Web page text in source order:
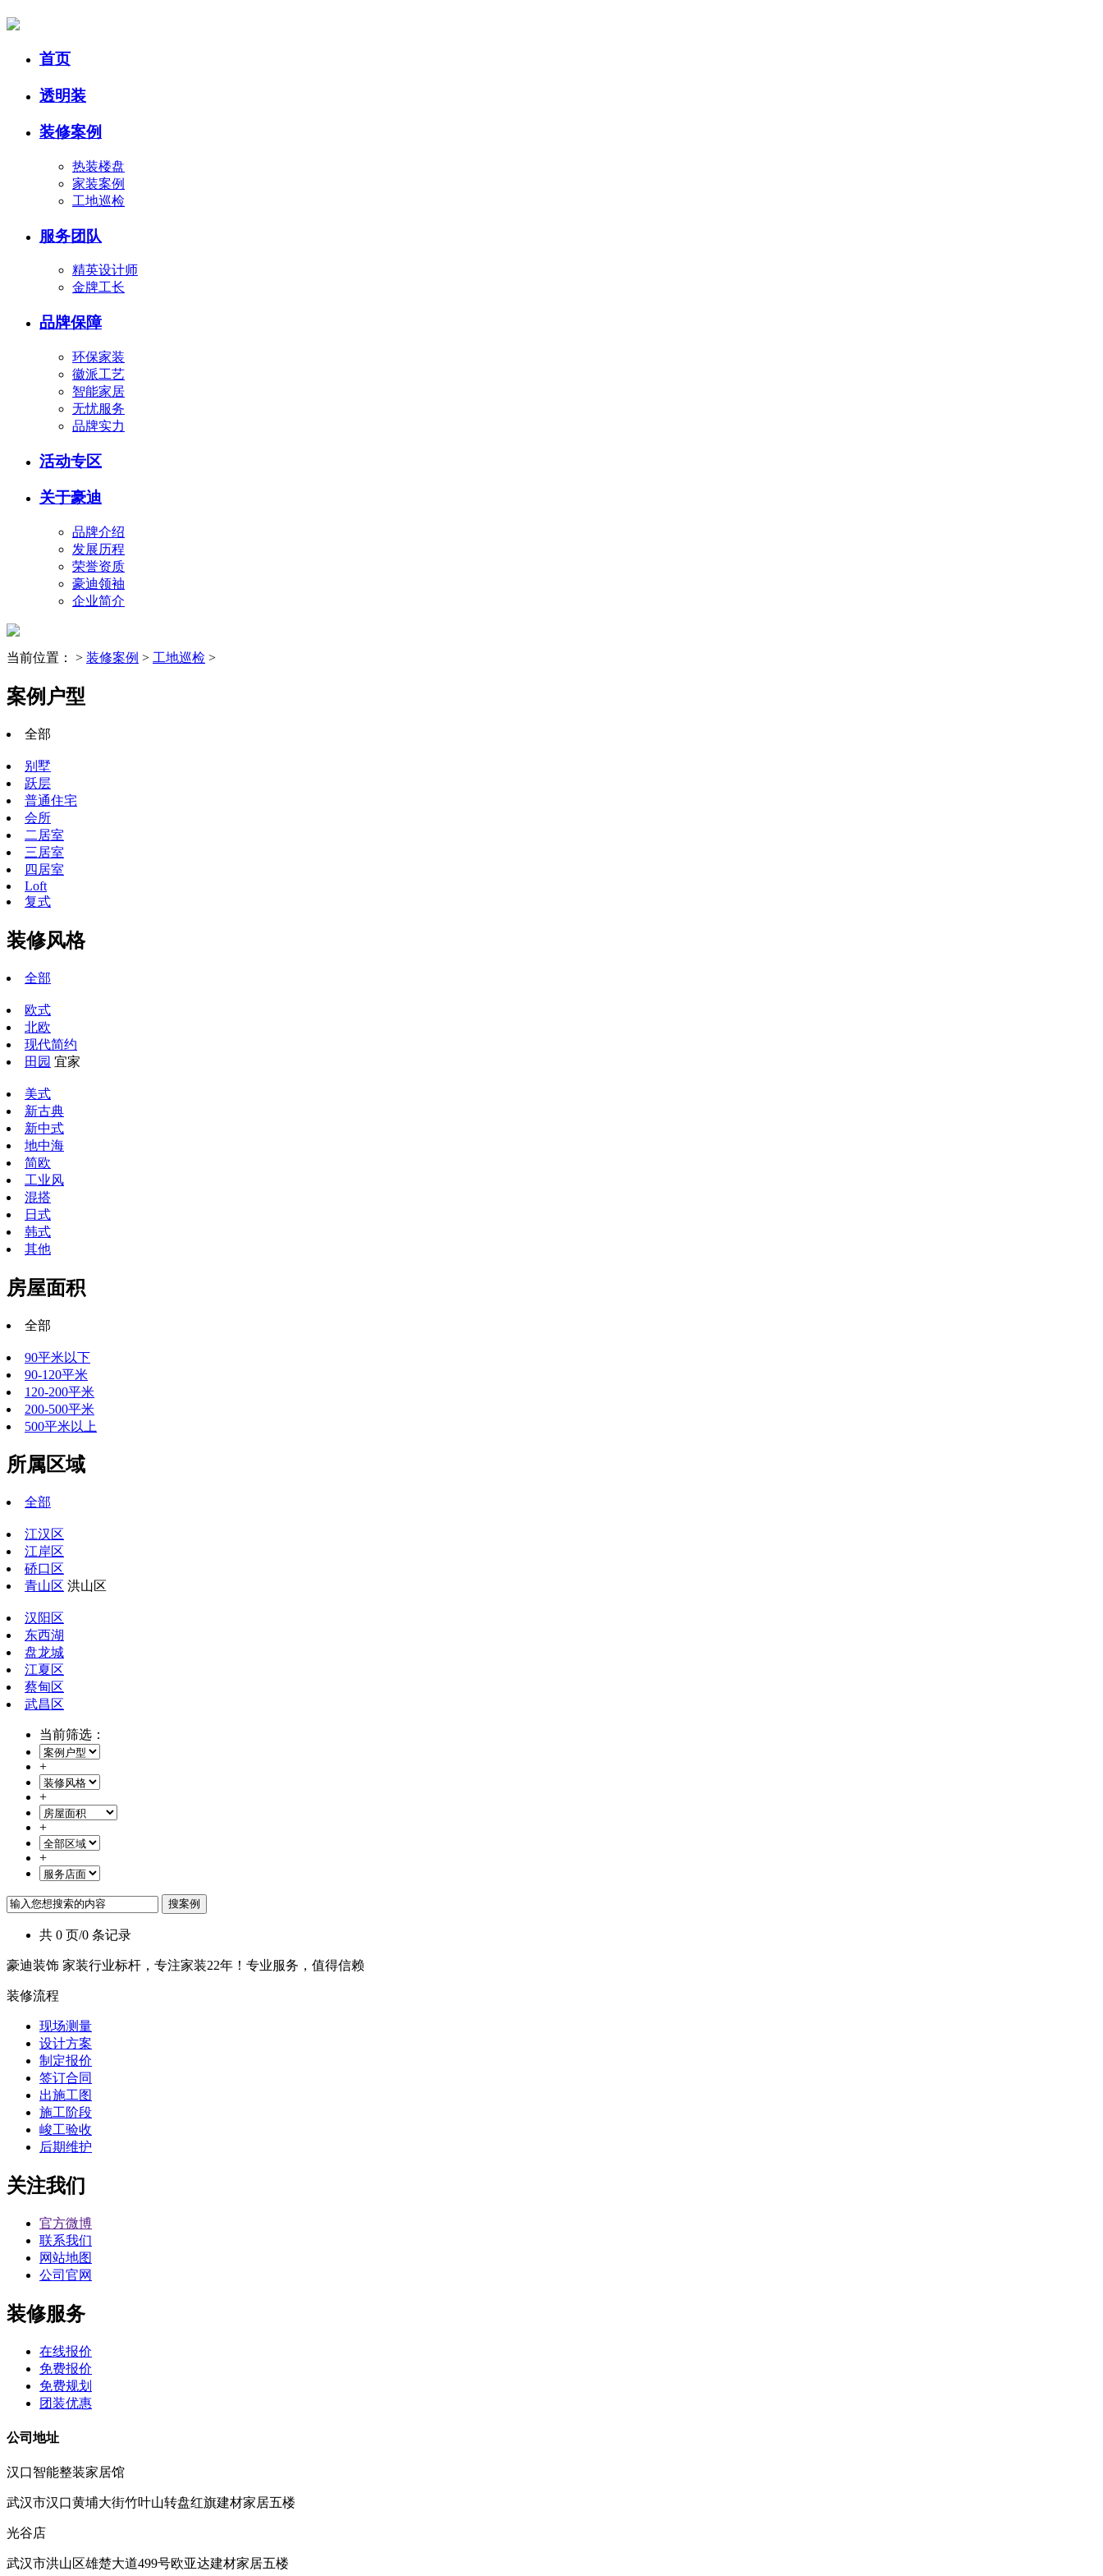
首页
透明装
装修案例
热装楼盘
家装案例
工地巡检
服务团队
精英设计师
金牌工长
品牌保障
环保家装
徽派工艺
智能家居
无忧服务
品牌实力
活动专区
关于豪迪
品牌介绍
发展历程
荣誉资质
豪迪领袖
企业简介
当前位置： > 装修案例 > 工地巡检 >
案例户型
全部
别墅
跃层
普通住宅
会所
二居室
三居室
四居室
Loft
复式
装修风格
全部
欧式
北欧
现代简约
田园 宜家
美式
新古典
新中式
地中海
简欧
工业风
混搭
日式
韩式
其他
房屋面积
全部
90平米以下
90-120平米
120-200平米
200-500平米
500平米以上
所属区域
全部
江汉区
江岸区
硚口区
青山区 洪山区
汉阳区
东西湖
盘龙城
江夏区
蔡甸区
武昌区
当前筛选：
+
+
+
+
共 0 页/0 条记录
豪迪装饰 家装行业标杆，专注家装22年！专业服务，值得信赖
装修流程
现场测量
设计方案
制定报价
签订合同
出施工图
施工阶段
峻工验收
后期维护
关注我们
官方微博
联系我们
网站地图
公司官网
装修服务
在线报价
免费报价
免费规划
团装优惠
公司地址
汉口智能整装家居馆
武汉市汉口黄埔大街竹叶山转盘红旗建材家居五楼
光谷店
武汉市洪山区雄楚大道499号欧亚达建材家居五楼